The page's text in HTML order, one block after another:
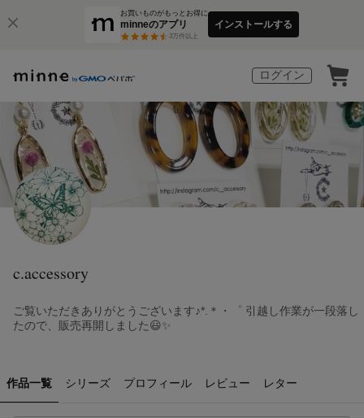
お買いものがもっとお得に
minneのアプリ
3万件以上
インストールする
ログイン
c.accessory
ご覧いただきありがとうございます♪*.＊・゜ 引越し作業が一段落し
たので、販売再開しました😃✨
作品一覧 シリーズ プロフィール レビュー レター